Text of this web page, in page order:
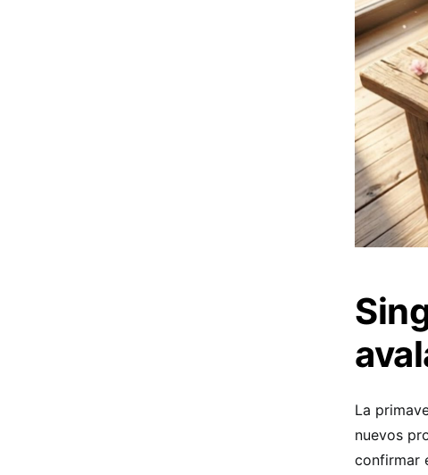
La
nuevos
confirmar